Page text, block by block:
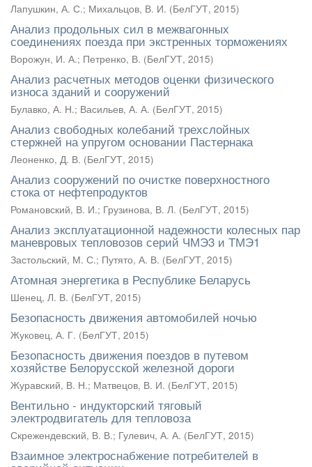
Лапушкин, А. С.; Михальцов, В. И. (БелГУТ, 2015)
Анализ продольных сил в межвагонных
соединениях поезда при экстренных торможениях
Ворожун, И. А.; Петренко, В. (БелГУТ, 2015)
Анализ расчетных методов оценки физического
износа зданий и сооружений
Булавко, А. Н.; Васильев, А. А. (БелГУТ, 2015)
Анализ свободных колебаний трехслойных
стержней на упругом основании Пастернака
Леоненко, Д. В. (БелГУТ, 2015)
Анализ сооружений по очистке поверхностного
стока от нефтепродуктов
Романовский, В. И.; Грузинова, В. Л. (БелГУТ, 2015)
Анализ эксплуатационной надежности колесных пар
маневровых тепловозов серий ЧМЭ3 и ТМЭ1
Застольский, М. С.; Путято, А. В. (БелГУТ, 2015)
Атомная энергетика в Республике Беларусь
Шенец, Л. В. (БелГУТ, 2015)
Безопасность движения автомобилей ночью
Жуковец, А. Г. (БелГУТ, 2015)
Безопасность движения поездов в путевом
хозяйстве Белорусской железной дороги
Журавский, В. Н.; Матвецов, В. И. (БелГУТ, 2015)
Вентильно - индукторский тяговый
электродвигатель для тепловоза
Скрежендевский, В. В.; Гулевич, А. А. (БелГУТ, 2015)
Взаимное электроснабжение потребителей в